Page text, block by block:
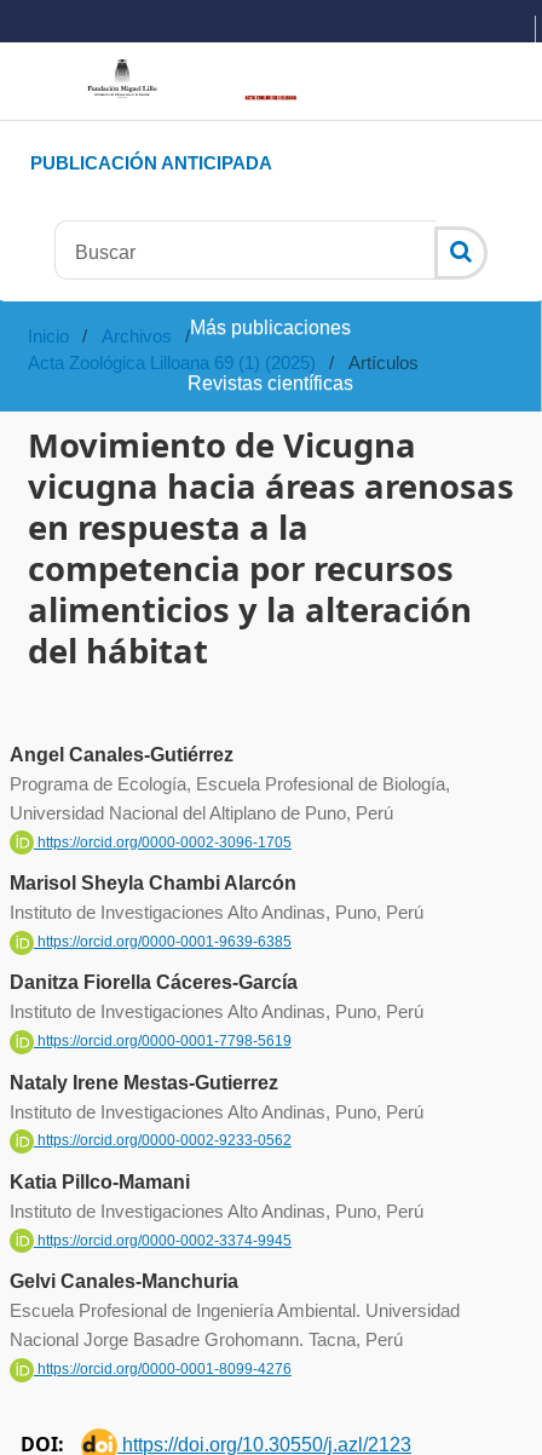
Más publicaciones
Revistas científicas
PUBLICACIÓN ANTICIPADA
Inicio / Archivos
/
Acta Zoológica Lilloana 69 (1) (2025)
/ Artículos
Movimiento de Vicugna
vicugna hacia áreas arenosas
en respuesta a la
competencia por recursos
alimenticios y la alteración
del hábitat
Angel Canales-Gutiérrez
Programa de Ecología, Escuela Profesional de Biología,
Universidad Nacional del Altiplano de Puno, Perú
https://orcid.org/0000-0002-3096-1705
Marisol Sheyla Chambi Alarcón
Instituto de Investigaciones Alto Andinas, Puno, Perú
https://orcid.org/0000-0001-9639-6385
Danitza Fiorella Cáceres-García
Instituto de Investigaciones Alto Andinas, Puno, Perú
https://orcid.org/0000-0001-7798-5619
Nataly Irene Mestas-Gutierrez
Instituto de Investigaciones Alto Andinas, Puno, Perú
https://orcid.org/0000-0002-9233-0562
Katia Pillco-Mamani
Instituto de Investigaciones Alto Andinas, Puno, Perú
https://orcid.org/0000-0002-3374-9945
Gelvi Canales-Manchuria
Escuela Profesional de Ingeniería Ambiental. Universidad
Nacional Jorge Basadre Grohomann. Tacna, Perú
https://orcid.org/0000-0001-8099-4276
DOI: https://doi.org/10.30550/j.azl/2123